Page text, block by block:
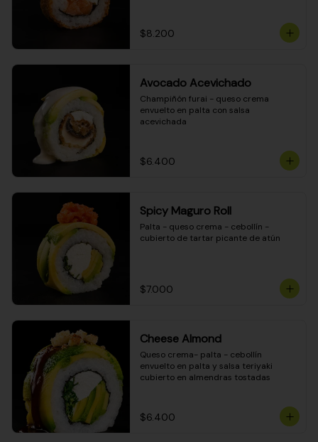
$8.200
Avocado Acevichado
Champiñón furai - queso crema
envuelto en palta con salsa
acevichada
$6.400
Spicy Maguro Roll
Palta - queso crema - cebollín -
cubierto de tartar picante de atún
$7.000
Cheese Almond
Queso crema- palta - cebollín
envuelto en palta y salsa teriyaki
cubierto en almendras tostadas
$6.400